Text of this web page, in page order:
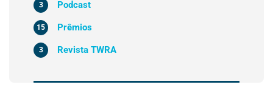
Podcast
3
Prêmios
15
Revista TWRA
3